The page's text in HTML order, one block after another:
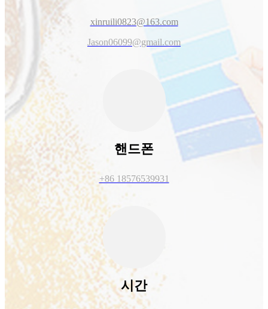
xinruili0823@163.com
Jason06099@gmail.com
핸드폰
+86 18576539931
시간